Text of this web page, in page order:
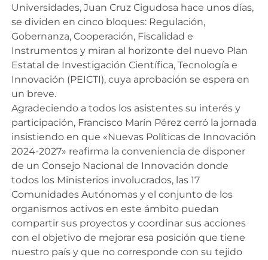
Universidades, Juan Cruz Cigudosa hace unos días,
se dividen en cinco bloques: Regulación,
Gobernanza, Cooperación, Fiscalidad e
Instrumentos y miran al horizonte del nuevo Plan
Estatal de Investigación Científica, Tecnología e
Innovación (PEICTI), cuya aprobación se espera en
un breve.
Agradeciendo a todos los asistentes su interés y
participación, Francisco Marín Pérez cerró la jornada
insistiendo en que «Nuevas Políticas de Innovación
2024-2027» reafirma la conveniencia de disponer
de un Consejo Nacional de Innovación donde
todos los Ministerios involucrados, las 17
Comunidades Autónomas y el conjunto de los
organismos activos en este ámbito puedan
compartir sus proyectos y coordinar sus acciones
con el objetivo de mejorar esa posición que tiene
nuestro país y que no corresponde con su tejido